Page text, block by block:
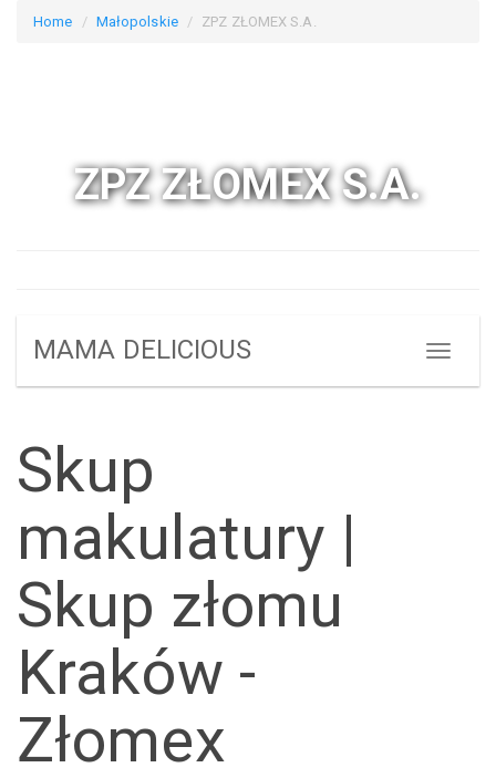
Home Małopolskie ZPZ ZŁOMEX S.A.
ZPZ ZŁOMEX S.A.
MAMA DELICIOUS
Skup
makulatury |
Skup złomu
Kraków -
Złomex